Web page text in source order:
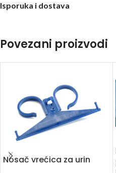
Isporuka i dostava
Povezani proizvodi
Nosač vrećica za urin